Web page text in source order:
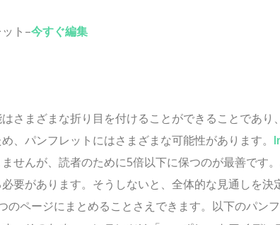
ト–今すぐ編集
さまざまな折り目を付けることができることであり
、パンフレットにはさまざまな可能性があります。
せんが、読者のために5倍以下に保つのが最善です
要があります。そうしないと、全体的な見通しを決
のページにまとめることさえできます。以下のパン